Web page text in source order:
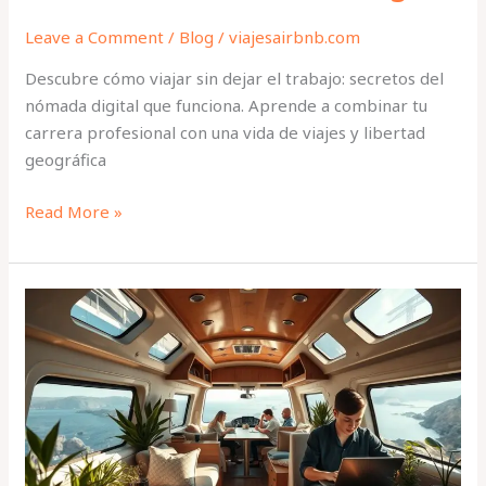
Leave a Comment / Blog /viajesairbnb.com
Descubre cómo viajar sin dejar el trabajo: secretos del
nómada digital que funciona. Aprende a combinar tu
carrera profesional con una vida de viajes y libertad
geográfica
Read More »
montar
coworking
móvil
y
cobrar